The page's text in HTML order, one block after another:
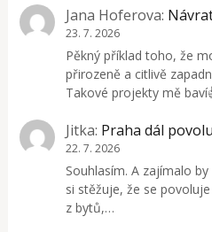
Jana Hoferova:
23. 7. 2026
Pěkný příklad toho, že
přirozeně a citlivě
Takové projekty mě
Jitka: Praha dál
22. 7. 2026
Souhlasím. A zajímalo
si stěžuje, že se
z bytů,…